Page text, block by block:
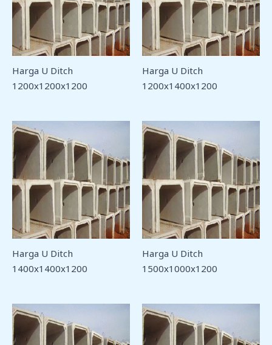
Harga U Ditch
1200x1200x1200
Harga U Ditch
1200x1400x1200
Harga U Ditch
1400x1400x1200
Harga U Ditch
1500x1000x1200